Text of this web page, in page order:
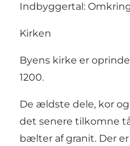
Indbyggertal:
Kirken
Byens kirke er
1200.
De ældste dele, kor
det senere tilkomne
bælter af granit. Der